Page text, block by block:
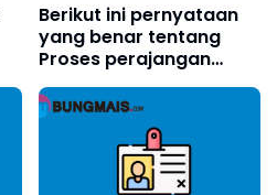
Berikut ini pernyataan
yang benar tentang
Proses perajangan
pada pembuatan
simplisia yaitu?